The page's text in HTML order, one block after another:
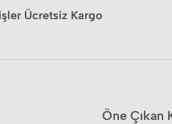
Ücretsiz Kargo
Öne Çıkan